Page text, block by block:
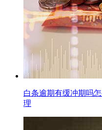
白条逾期有缓冲期吗
理